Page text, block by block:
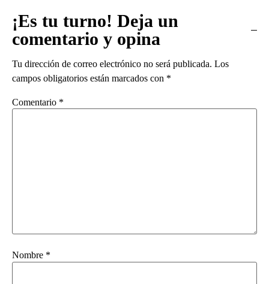
¡Es tu turno! Deja un
comentario y opina
Tu dirección de correo electrónico no será publicada. Los
campos obligatorios están marcados con *
Comentario *
Nombre *